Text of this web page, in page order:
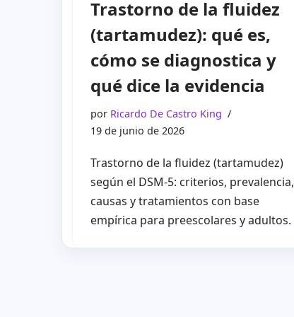
Trastorno de la fluidez
(tartamudez): qué es,
cómo se diagnostica y
qué dice la evidencia
por Ricardo De Castro King
19 de junio de 2026
Trastorno de la fluidez (tartamudez)
según el DSM-5: criterios, prevalencia,
causas y tratamientos con base
empírica para preescolares y adultos.